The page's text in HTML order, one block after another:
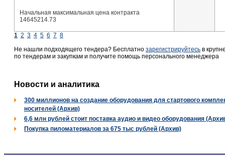
Начальная максимальная цена контракта
14645214.73
1 2 3 4 5 6 7 8
Не нашли подходящего тендера? Бесплатно зарегистрируйтесь в
по тендерам и закупкам и получите помощь персонального менеджера
Новости и аналитика
300 миллионов на создание оборудования для стартового
носителей (Архив)
6,6 млн рублей стоит поставка аудио и видео оборудования
Покупка пиломатериалов за 675 тыс рублей (Архив)